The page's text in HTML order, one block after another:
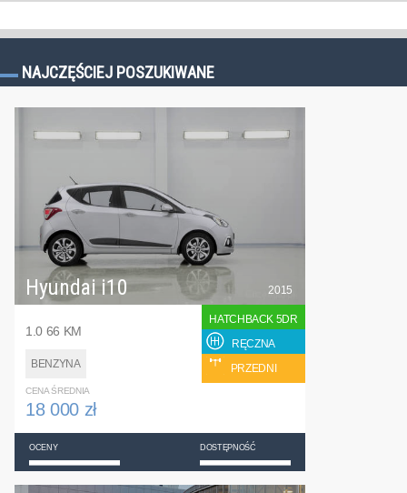
NAJCZĘŚCIEJ POSZUKIWANE
Hyundai i10
1.0 66 KM
BENZYNA
2015
HATCHBACK 5DR
RĘCZNA
PRZEDNI
CENA ŚREDNIA
18 000 zł
OCENY DOSTĘPNOŚĆ